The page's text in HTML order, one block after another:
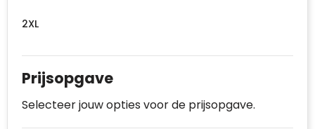
2XL
Prijsopgave
Selecteer jouw opties voor de prijsopgave.